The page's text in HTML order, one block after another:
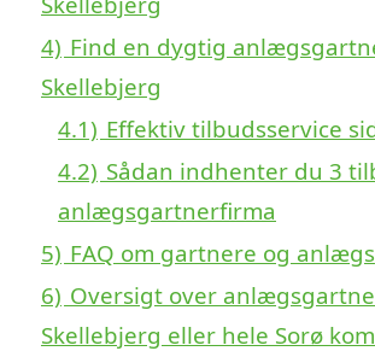
4) Find en dygtig
Skellebjerg
4.1) Effektiv tilbudsservice
4.2) Sådan indhenter du 3
anlægsgartnerfirma
5) FAQ om gartnere og
6) Oversigt over
Skellebjerg eller hele Sorø